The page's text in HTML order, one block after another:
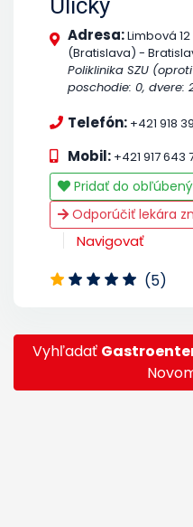
Adresa:Limbová 12
(Bratislava) -
Poliklinika SZU
poschodie: 0, dvere:
Telefón: +421 918
Mobil: +421 917 643
Pridať do
Odporúčiť lekára
Navigovať
(5)
Vyhľadať